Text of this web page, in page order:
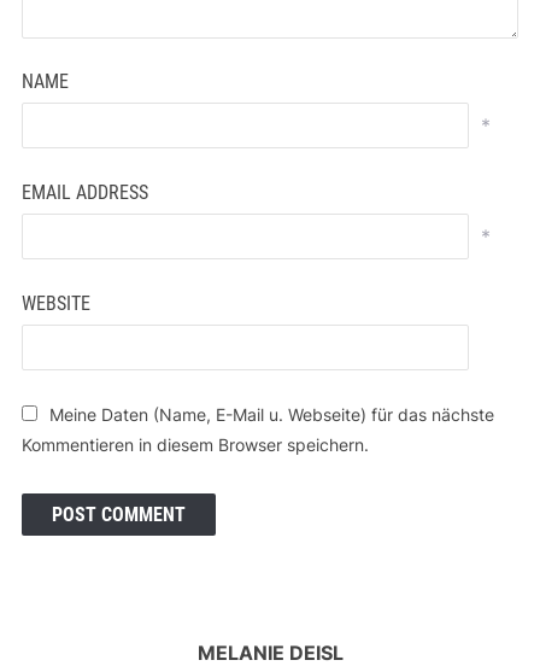
NAME
*
EMAIL ADDRESS
*
WEBSITE
Meine Daten (Name, E-Mail u. Webseite) für das nächste
Kommentieren in diesem Browser speichern.
MELANIE DEISL